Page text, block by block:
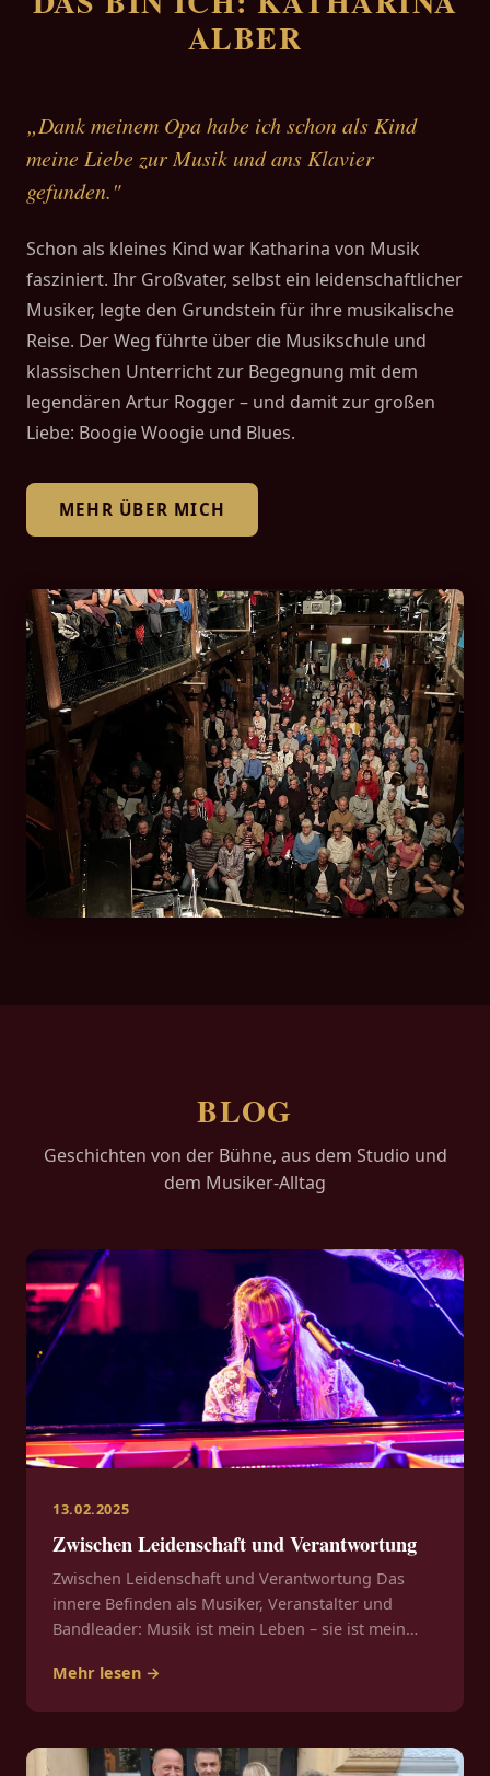
ALBER
„Dank meinem Opa habe ich schon als Kind
meine Liebe zur Musik und ans Klavier
gefunden."
Schon als kleines Kind war Katharina von Musik
fasziniert. Ihr Großvater, selbst ein leidenschaftlicher
Musiker, legte den Grundstein für ihre musikalische
Reise. Der Weg führte über die Musikschule und
klassischen Unterricht zur Begegnung mit dem
legendären Artur Rogger – und damit zur großen
Liebe: Boogie Woogie und Blues.
MEHR ÜBER MICH
BLOG
Geschichten von der Bühne, aus dem Studio und
dem Musiker-Alltag
13.02.2025
Zwischen Leidenschaft und Verantwortung
Zwischen Leidenschaft und Verantwortung Das
innere Befinden als Musiker, Veranstalter und
Bandleader: Musik ist mein Leben – sie ist mein…
Mehr lesen →